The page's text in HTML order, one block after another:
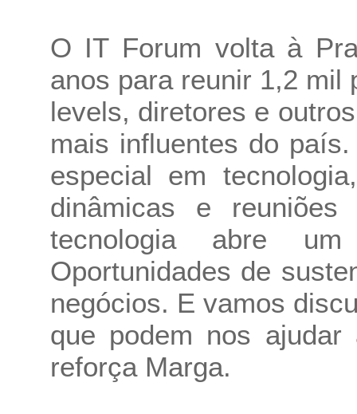
O IT Forum volta à
anos para reunir 1,2 mil
levels, diretores e
mais influentes do
especial em
dinâmicas e
tecnologia abre
Oportunidades de
negócios. E vamos
que podem nos ajudar
reforça Marga.